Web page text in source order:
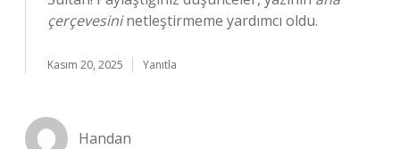
çerçevesininetleştirmeme yardımcı oldu.
Kasım 20, 2025 Yanıtla
Handan